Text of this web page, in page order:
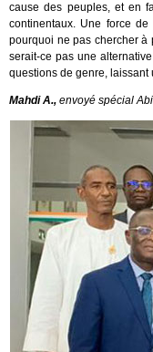
cause des peuples, et en
continentaux. Une force de
pourquoi ne pas chercher à
serait-ce pas une
questions de genre, laissant
Mahdi A., envoyé spécial